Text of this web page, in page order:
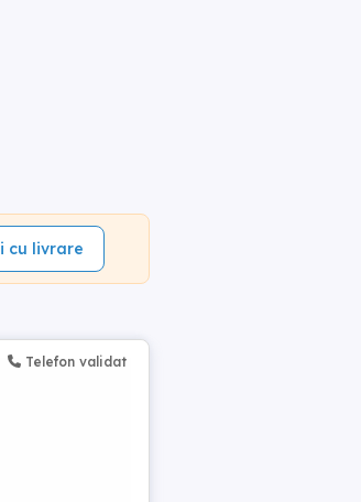
cu livrare
Telefon validat